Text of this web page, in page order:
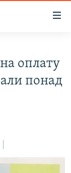
оплату
понад